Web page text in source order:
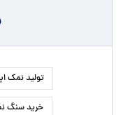
تولید نمک
خرید سنگ